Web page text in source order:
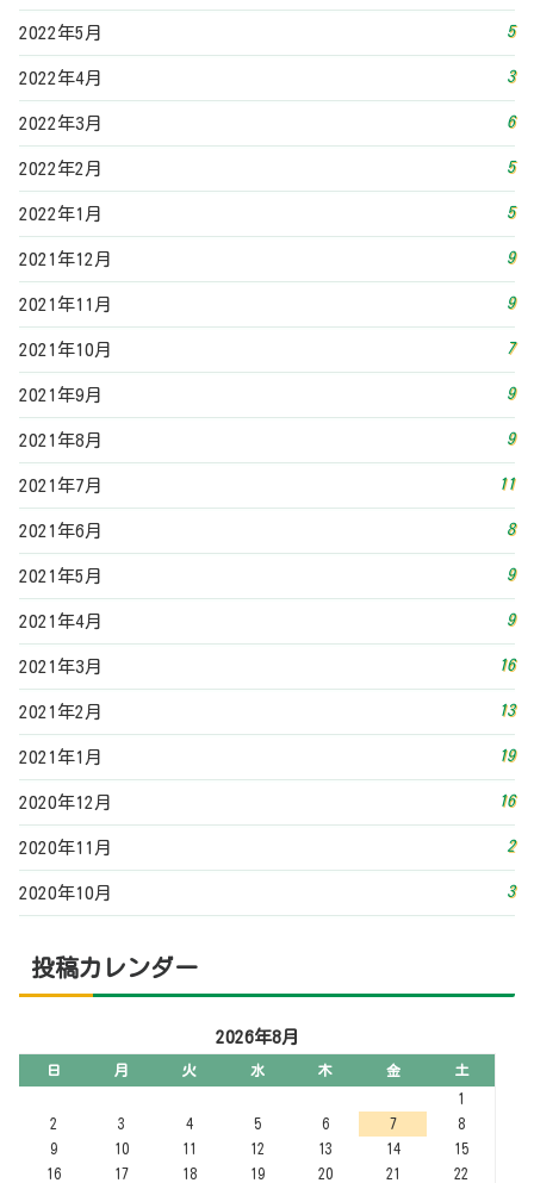
2022年5月 5
2022年4月 3
2022年3月 6
2022年2月 5
2022年1月 5
2021年12月 9
2021年11月 9
2021年10月 7
2021年9月 9
2021年8月 9
2021年7月 11
2021年6月 8
2021年5月 9
2021年4月 9
2021年3月 16
2021年2月 13
2021年1月 19
2020年12月 16
2020年11月 2
2020年10月 3
投稿カレンダー
2026年8月
日 月 火 水 木 金
土
1
2
3 4 5 6 7
8
9
10 11 12 13 14
15
16
17 18 19 20 21
22